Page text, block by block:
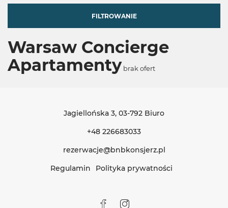
FILTROWANIE
Warsaw Concierge
Apartamenty brak ofert
Jagiellońska 3, 03-792 Biuro
+48 226683033
rezerwacje@bnbkonsjerz.pl
Regulamin
Polityka prywatności